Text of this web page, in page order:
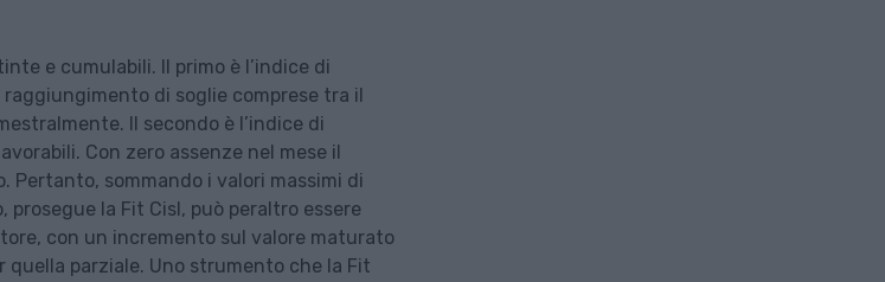
e cumulabili. Il primo è l’indice di
di soglie comprese tra il
Il secondo è l’indice di
Con zero assenze nel mese il
Pertanto, sommando i valori massimi di
prosegue la Fit Cisl, può peraltro essere
con un incremento sul valore maturato
quella parziale. Uno strumento che la Fit